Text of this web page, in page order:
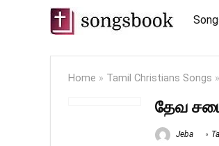
Home » Tamil Christians Songs »
தேவ
Jeba